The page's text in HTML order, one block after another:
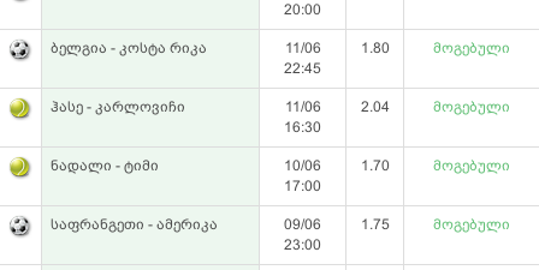
20:00
ბელგია - კოსტა რიკა
11/06
22:45
1.80 მოგებული
ჰასე - კარლოვიჩი
11/06
16:30
2.04 მოგებული
ნადალი - ტიმი
10/06
17:00
1.70 მოგებული
საფრანგეთი - ამერიკა
09/06
23:00
1.75 მოგებული